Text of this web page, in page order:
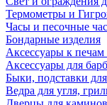
Термометры и
Часы и песочные
Бондарные изделия
Аксессуары к
Аксессуары для
Быки, подставки
Ведра для угля,